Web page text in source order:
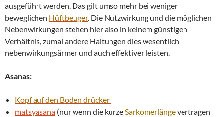
ausgeführt werden. Das gilt umso mehr bei weniger
beweglichen Hüftbeuger. Die Nutzwirkung und die möglichen
Nebenwirkungen stehen hier also in keinem günstigen
Verhältnis, zumal andere Haltungen dies wesentlich
nebenwirkungsärmer und auch effektiver leisten.
Asanas:
Kopf auf den Boden drücken
matsyasana (nur wenn die kurzeSarkomerlängevertragen